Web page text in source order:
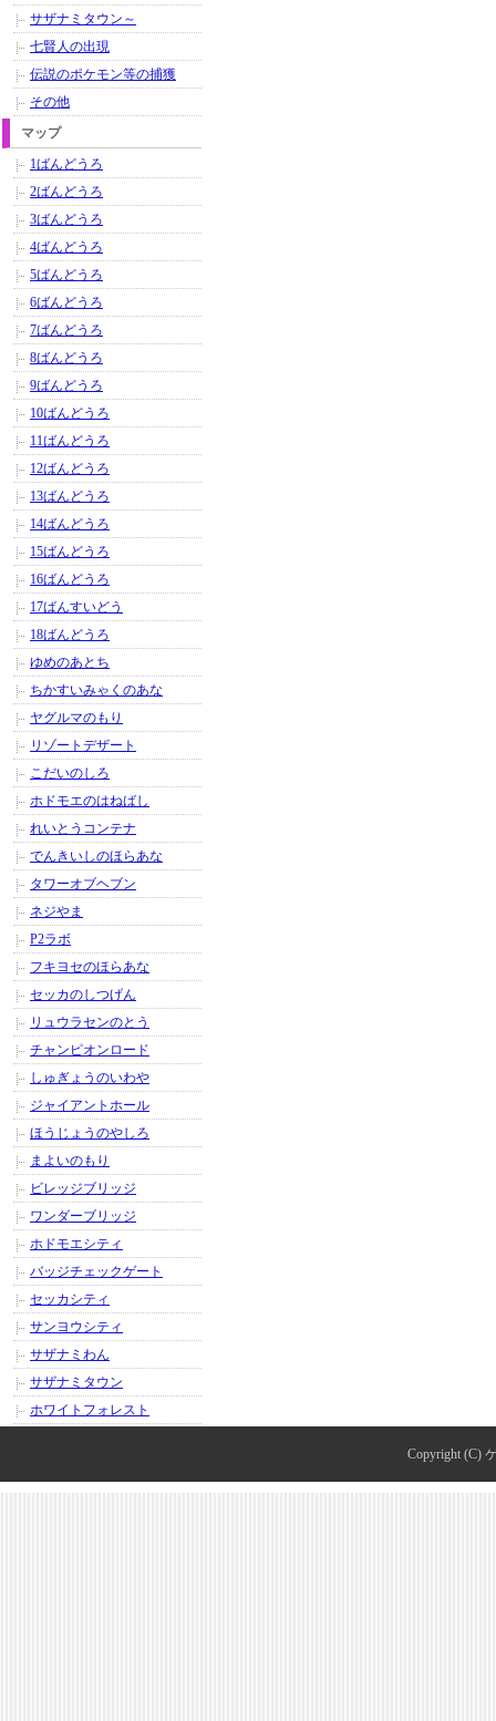
サザナミタウン～
七賢人の出現
伝説のポケモン等の捕獲
その他
マップ
1ばんどうろ
2ばんどうろ
3ばんどうろ
4ばんどうろ
5ばんどうろ
6ばんどうろ
7ばんどうろ
8ばんどうろ
9ばんどうろ
10ばんどうろ
11ばんどうろ
12ばんどうろ
13ばんどうろ
14ばんどうろ
15ばんどうろ
16ばんどうろ
17ばんすいどう
18ばんどうろ
ゆめのあとち
ちかすいみゃくのあな
ヤグルマのもり
リゾートデザート
こだいのしろ
ホドモエのはねばし
れいとうコンテナ
でんきいしのほらあな
タワーオブヘブン
ネジやま
P2ラボ
フキヨセのほらあな
セッカのしつげん
リュウラセンのとう
チャンピオンロード
しゅぎょうのいわや
ジャイアントホール
ほうじょうのやしろ
まよいのもり
ビレッジブリッジ
ワンダーブリッジ
ホドモエシティ
バッジチェックゲート
セッカシティ
サンヨウシティ
サザナミわん
サザナミタウン
ホワイトフォレスト
Copyright (C)